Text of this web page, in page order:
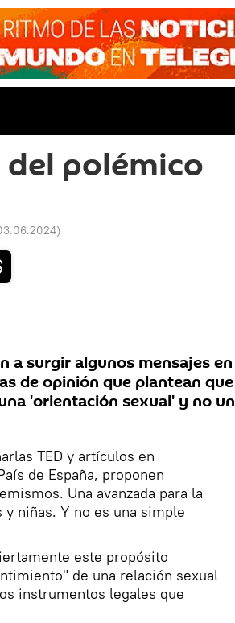
del polémico
)
a surgir algunos mensajes en
de opinión que plantean que
'orientación sexual' y no un
TED y artículos en
de España, proponen
Una avanzada para la
niñas. Y no es una simple
este propósito
de una relación sexual
instrumentos legales que